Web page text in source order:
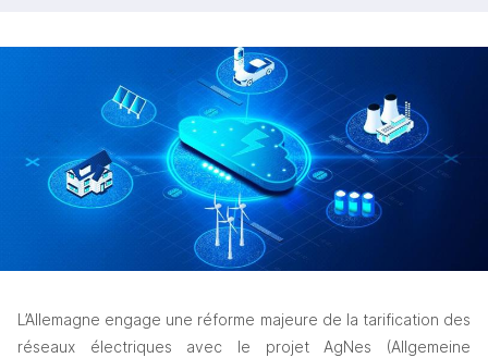
L’Allemagne engage une réforme majeure de la tarification des
réseaux électriques avec le projet AgNes (Allgemeine